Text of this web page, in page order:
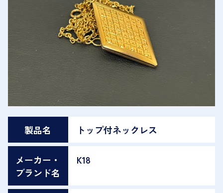
製品名 トップ付ネックレス
メーカー・
ブランド名
K18